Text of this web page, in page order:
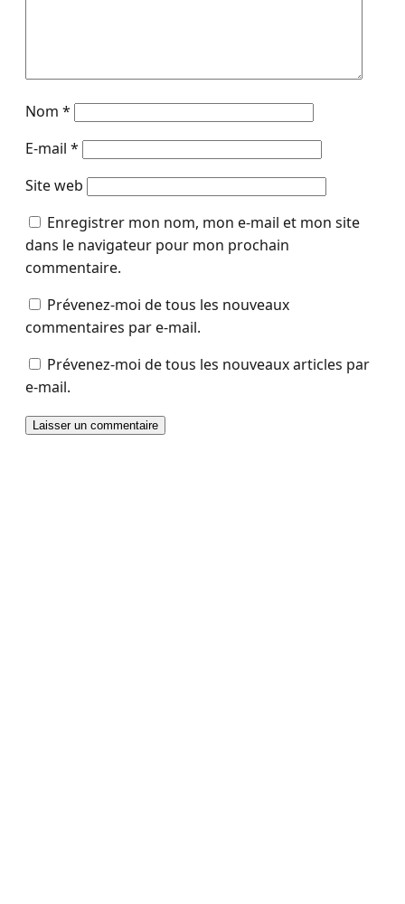
Nom *
E-mail *
Site web
Enregistrer mon nom, mon e-mail et mon site
dans le navigateur pour mon prochain
commentaire.
Prévenez-moi de tous les nouveaux
commentaires par e-mail.
Prévenez-moi de tous les nouveaux articles par
e-mail.